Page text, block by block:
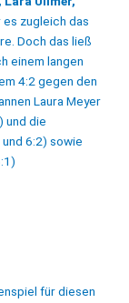
es zugleich das
Doch das ließ
einem langen
4:2 gegen den
Laura Meyer
und die
6:2) sowie
für diesen